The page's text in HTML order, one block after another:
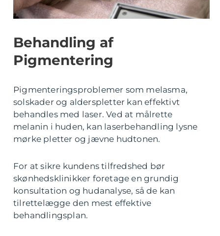
Behandling af
Pigmentering
Pigmenteringsproblemer som melasma,
solskader og alderspletter kan effektivt
behandles med laser. Ved at målrette
melanin i huden, kan laserbehandling lysne
mørke pletter og jævne hudtonen.
For at sikre kundens tilfredshed bør
skønhedsklinikker foretage en grundig
konsultation og hudanalyse, så de kan
tilrettelægge den mest effektive
behandlingsplan.